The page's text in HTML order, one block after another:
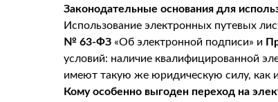
Законодательные основания для
Использование электронных путевых
№ 63-ФЗ «Об электронной подписи» и
условий: наличие квалифицированной
имеют такую же юридическую силу, как и
Кому особенно выгоден переход на